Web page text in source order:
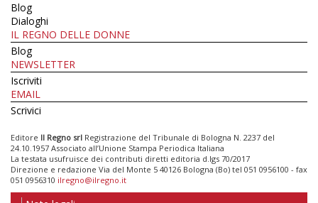
Blog
Dialoghi
IL REGNO DELLE DONNE
Blog
NEWSLETTER
Iscriviti
EMAIL
Scrivici
Editore Il Regno srl Registrazione del Tribunale di Bologna N. 2237 del
24.10.1957 Associato all’Unione Stampa Periodica Italiana
La testata usufruisce dei contributi diretti editoria d.lgs 70/2017
Direzione e redazione Via del Monte 5 40126 Bologna (Bo) tel 051 0956100 - fax
051 0956310 ilregno@ilregno.it